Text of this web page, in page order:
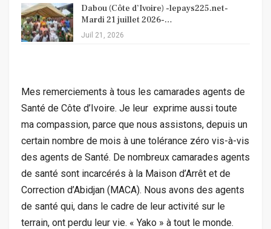
Dabou (Côte d’Ivoire) -lepays225.net-
Mardi 21 juillet 2026-…
Juil 21, 2026
Mes remerciements à tous les camarades agents de
Santé de Côte d’Ivoire. Je leur exprime aussi toute
ma compassion, parce que nous assistons, depuis un
certain nombre de mois à une tolérance zéro vis-à-vis
des agents de Santé. De nombreux camarades agents
de santé sont incarcérés à la Maison d’Arrêt et de
Correction d’Abidjan (MACA). Nous avons des agents
de santé qui, dans le cadre de leur activité sur le
terrain, ont perdu leur vie. « Yako » à tout le monde.